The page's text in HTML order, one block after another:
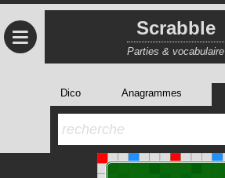
≡ Scrabble
Parties & vocabulaire
Dico Anagrammes